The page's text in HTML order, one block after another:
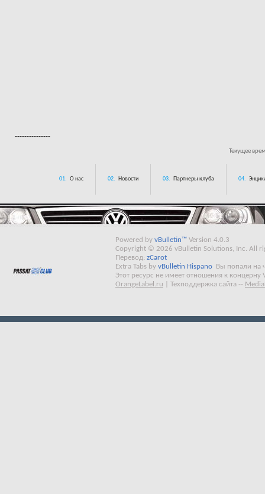
---------------
Текущее
01. О нас 02. Новости 03. Партнеры клуба 04.
Powered by vBulletin™ Version 4.0.3
Copyright © 2026 vBulletin Solutions, Inc. All
Перевод: zCarot
Extra Tabs by vBulletin Hispano
Вы попали на
Этот ресурс не имеет отношения к концерну
OrangeLabel.ru
Техподдержка сайта --